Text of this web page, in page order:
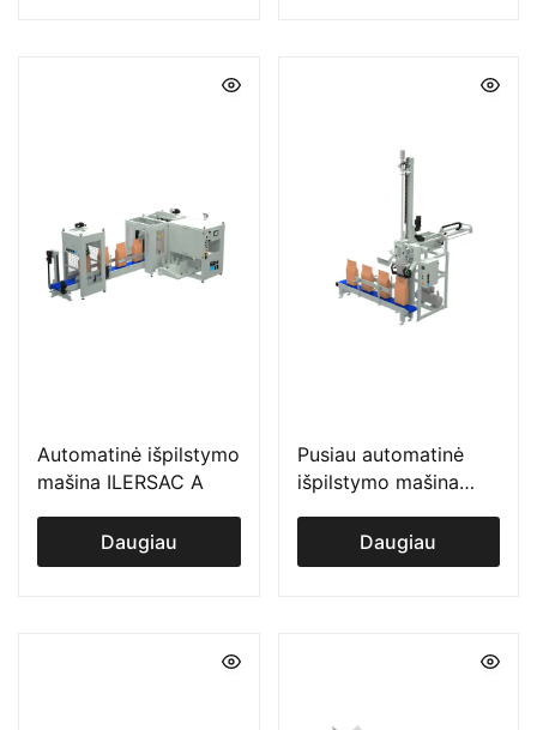
Automatinė išpilstymo
mašina ILERSAC A
Daugiau
Pusiau automatinė
išpilstymo mašina
Daugiau